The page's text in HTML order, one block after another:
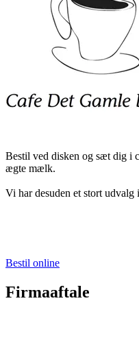
Bestil ved disken og sæt dig i
ægte mælk.
Vi har desuden et stort
Bestil online
Firmaaftale